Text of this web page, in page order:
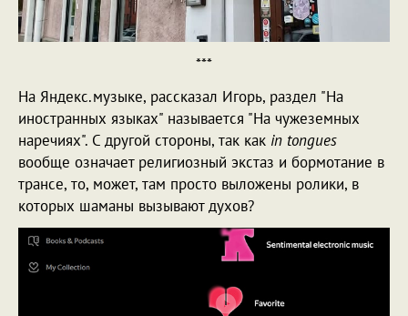
***
На Яндекс.музыке, рассказал Игорь, раздел "На
иностранных языках" называется "На чужеземных
наречиях". С другой стороны, так как in tongues
вообще означает религиозный экстаз и бормотание в
трансе, то, может, там просто выложены ролики, в
которых шаманы вызывают духов?